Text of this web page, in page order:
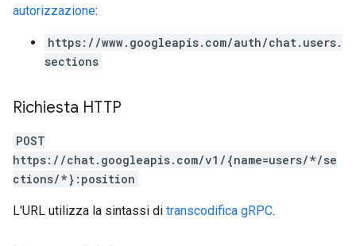
autorizzazione:
https://www.googleapis.com/auth/chat.users.
sections
Richiesta HTTP
POST
https://chat.googleapis.com/v1/{name=users/*/se
ctions/*}:position
L'URL utilizza la sintassi di transcodifica gRPC.